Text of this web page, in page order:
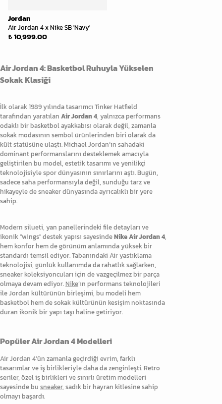
Jordan
Air Jordan 4 x Nike SB 'Navy'
₺ 10,999.00
Air Jordan 4: Basketbol Ruhuyla Yükselen
Sokak Klasiği
İlk olarak 1989 yılında tasarımcı Tinker Hatfield
tarafından yaratılan Air Jordan 4, yalnızca performans
odaklı bir basketbol ayakkabısı olarak değil, zamanla
sokak modasının sembol ürünlerinden biri olarak da
kült statüsüne ulaştı. Michael Jordan’ın sahadaki
dominant performanslarını desteklemek amacıyla
geliştirilen bu model, estetik tasarımı ve yenilikçi
teknolojisiyle spor dünyasının sınırlarını aştı. Bugün,
sadece saha performansıyla değil, sunduğu tarz ve
hikayeyle de sneaker dünyasında ayrıcalıklı bir yere
sahip.
Modern silueti, yan panellerindeki file detayları ve
ikonik "wings" destek yapısı sayesindeNike Air Jordan 4,
hem konfor hem de görünüm anlamında yüksek bir
standardı temsil ediyor. Tabanındaki Air yastıklama
teknolojisi, günlük kullanımda da rahatlık sağlarken,
sneaker koleksiyoncuları için de vazgeçilmez bir parça
olmaya devam ediyor.Nike’ın performans teknolojileri
ile Jordan kültürünün birleşimi, bu modeli hem
basketbol hem de sokak kültürünün kesişim noktasında
duran ikonik bir yapı taşı haline getiriyor.
Popüler Air Jordan 4 Modelleri
Air Jordan 4’ün zamanla geçirdiği evrim, farklı
tasarımlar ve iş birlikleriyle daha da zenginleşti. Retro
seriler, özel iş birlikleri ve sınırlı üretim modelleri
sayesinde bu sneaker, sadık bir hayran kitlesine sahip
olmayı başardı.